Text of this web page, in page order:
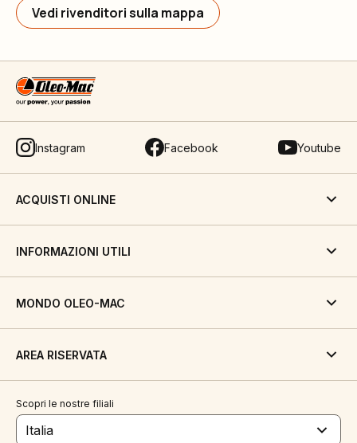
Vedi rivenditori sulla mappa
Instagram Facebook Youtube
ACQUISTI ONLINE
INFORMAZIONI UTILI
MONDO OLEO-MAC
AREA RISERVATA
Scopri le nostre filiali
Italia